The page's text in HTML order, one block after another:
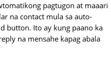
pagtugon at maaari
na contact mula sa auto-
button. Ito ay kung paano ka
na mensahe kapag abala